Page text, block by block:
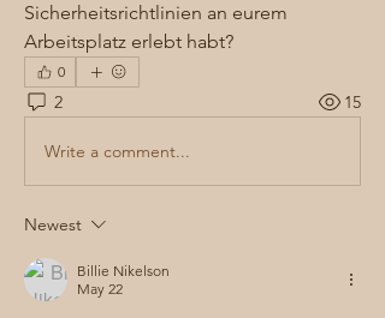
Sicherheitsrichtlinien an eurem
Arbeitsplatz erlebt habt?
0
2 15
Write a comment...
Newest
Billie Nikelson
May 22